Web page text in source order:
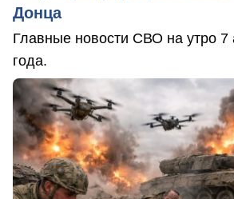
Донца
Главные новости СВО на утро 7
года.